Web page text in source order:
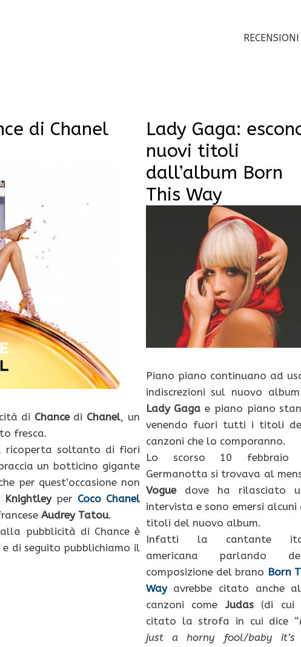
di Chanel
di Chancedi Chanel, un
fresca.
ricoperta soltanto di fiori
un botticino gigante
per quest’occasione non
Knightleyper Coco Chanel
Audrey Tatou.
pubblicità di Chance è
e di seguito pubblichiamo il
Lady Gaga:
nuovi titoli
dall’album Born
This Way
Piano piano continuano ad
indiscrezioni sul nuovo
Lady Gaga e piano piano
venendo fuori tutti i titoli
canzoni che lo comporanno.
Lo scorso 10 febbraio
Germanotta si trovava al
Vogue dove ha rilasciato
intervista e sono emersi alcuni
titoli del nuovo album.
Infatti la cantante
americana parlando
composizione del brano Born
Wayavrebbe citato anche
canzoni comeJudas(di cui
citato la strofa in cui dice “
just a horny fool/baby it’s